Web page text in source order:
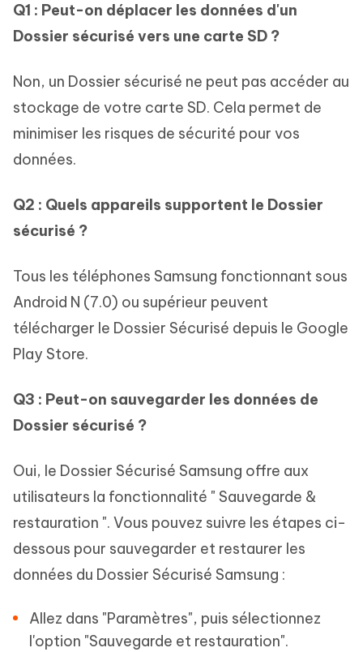
Q1 : Peut-on déplacer les données d'un
Dossier sécurisé vers une carte SD ?
Non, un Dossier sécurisé ne peut pas accéder au
stockage de votre carte SD. Cela permet de
minimiser les risques de sécurité pour vos
données.
Q2 : Quels appareils supportent le Dossier
sécurisé ?
Tous les téléphones Samsung fonctionnant sous
Android N (7.0) ou supérieur peuvent
télécharger le Dossier Sécurisé depuis le Google
Play Store.
Q3 : Peut-on sauvegarder les données de
Dossier sécurisé ?
Oui, le Dossier Sécurisé Samsung offre aux
utilisateurs la fonctionnalité " Sauvegarde &
restauration ". Vous pouvez suivre les étapes ci-
dessous pour sauvegarder et restaurer les
données du Dossier Sécurisé Samsung :
Allez dans "Paramètres", puis sélectionnez
l'option "Sauvegarde et restauration".